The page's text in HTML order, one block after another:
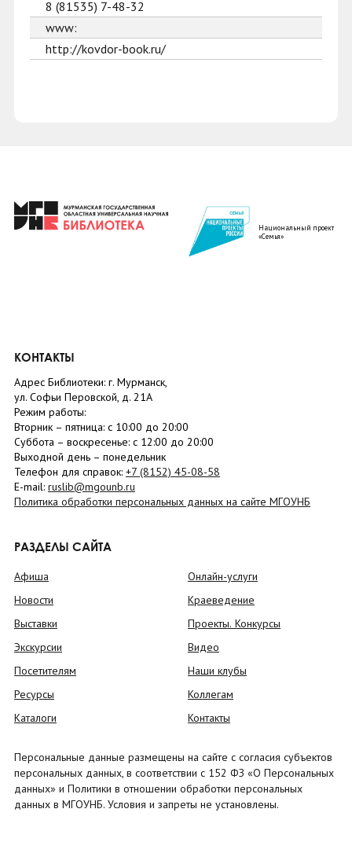
8 (81535) 7-48-32
www:
http://kovdor-book.ru/
Национальный проект
«Семья»
КОНТАКТЫ
Адрес Библиотеки: г. Мурманск,
ул. Софьи Перовской, д. 21А
Режим работы:
Вторник – пятница: с 10:00 до 20:00
Суббота – воскресенье: c 12:00 до 20:00
Выходной день – понедельник
Телефон для справок: +7 (8152) 45-08-58
E-mail: ruslib@mgounb.ru
Политика обработки персональных данных на сайте МГОУНБ
РАЗДЕЛЫ САЙТА
Афиша
Новости
Выставки
Экскурсии
Посетителям
Ресурсы
Каталоги
Онлайн-услуги
Краеведение
Проекты. Конкурсы
Видео
Наши клубы
Коллегам
Контакты
Персональные данные размещены на сайте с согласия субъектов
персональных данных, в соответствии с 152 ФЗ «О Персональных
данных» и Политики в отношении обработки персональных
данных в МГОУНБ. Условия и запреты не установлены.